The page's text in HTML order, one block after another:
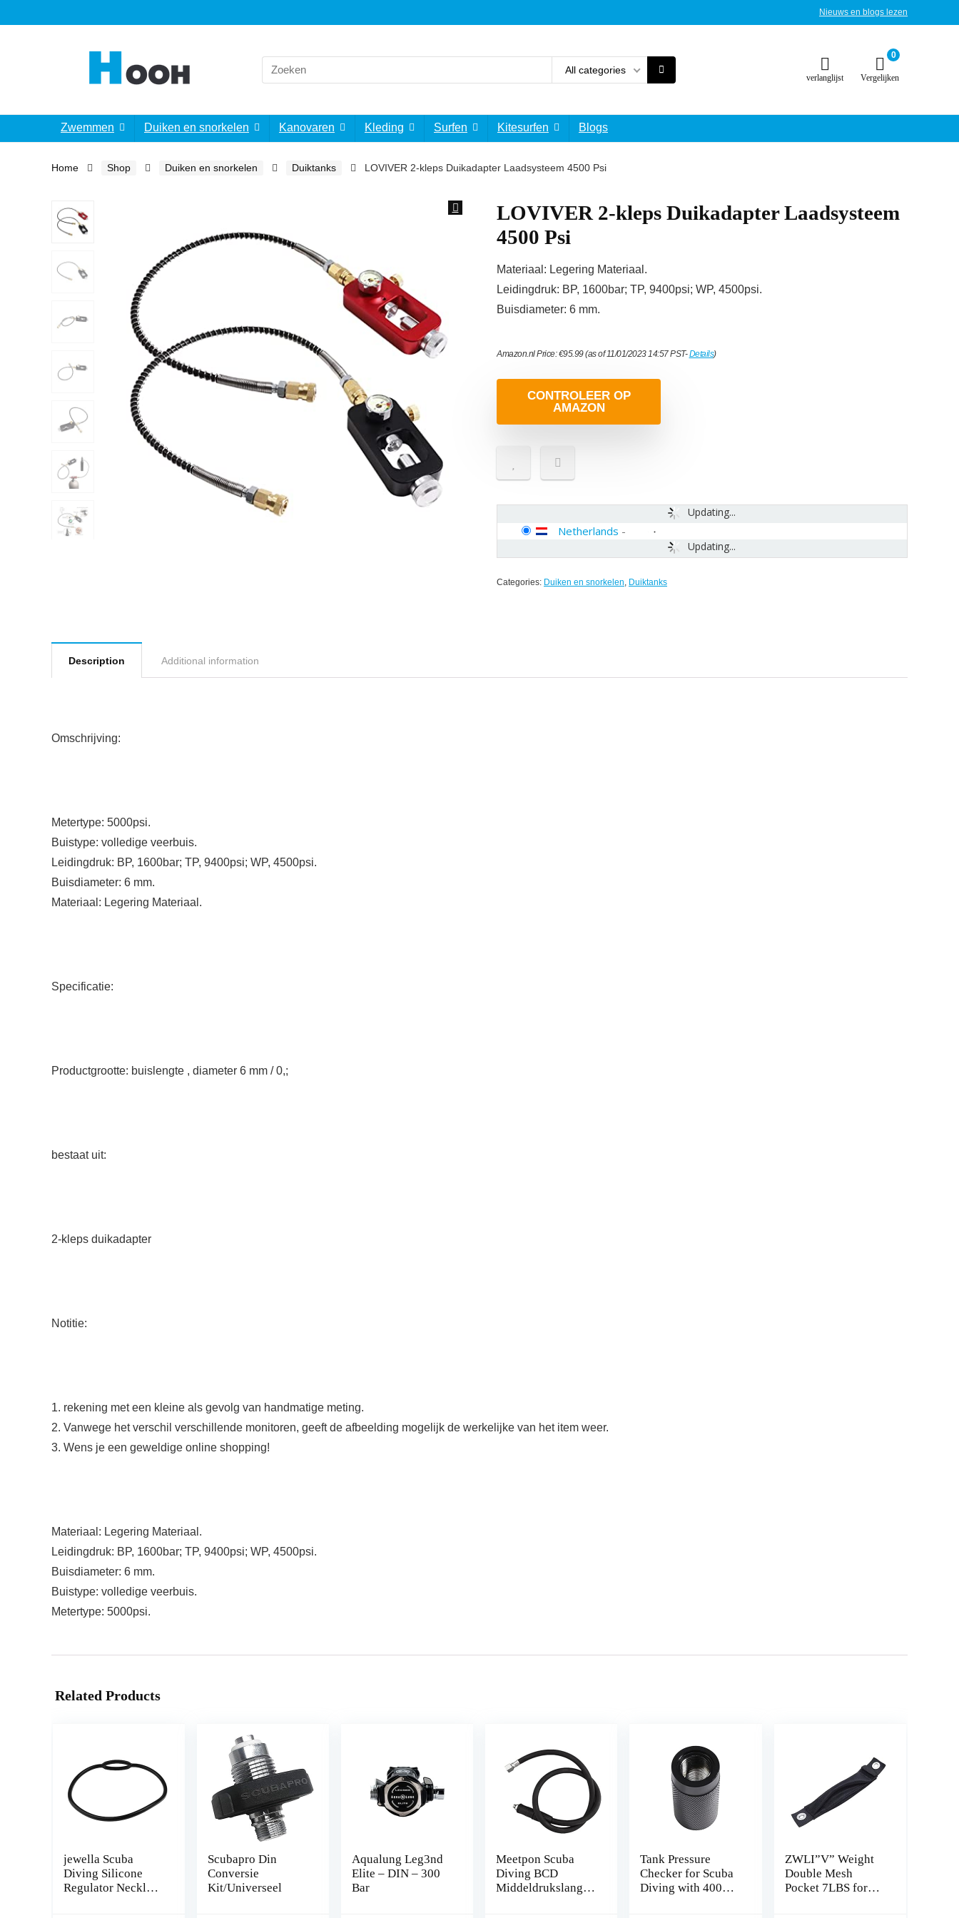
Nieuws en blogs lezen
Search
for:
All categories
verlanglijst
0
Vergelijken
Zwemmen Duiken en snorkelen Kanovaren Kleding Surfen Kitesurfen Blogs
Home Shop Duiken en snorkelen Duiktanks LOVIVER 2-kleps Duikadapter Laadsysteem 4500 Psi
LOVIVER 2-kleps Duikadapter Laadsysteem
4500 Psi
Materiaal: Legering Materiaal.
Leidingdruk: BP, 1600bar; TP, 9400psi; WP, 4500psi.
Buisdiameter: 6 mm.
Amazon.nl Price:€95.99(as of 11/01/2023 14:57 PST-Details)
CONTROLEER OP
AMAZON
Updating...
Updating...
Netherlands -
Categories: Duiken en snorkelen, Duiktanks
Description Additional information
Omschrijving:
Metertype: 5000psi.
Buistype: volledige veerbuis.
Leidingdruk: BP, 1600bar; TP, 9400psi; WP, 4500psi.
Buisdiameter: 6 mm.
Materiaal: Legering Materiaal.
Specificatie:
Productgrootte: buislengte , diameter 6 mm / 0,;
bestaat uit:
2-kleps duikadapter
Notitie:
1. rekening met een kleine als gevolg van handmatige meting.
2. Vanwege het verschil verschillende monitoren, geeft de afbeelding mogelijk de werkelijke van het item weer.
3. Wens je een geweldige online shopping!
Materiaal: Legering Materiaal.
Leidingdruk: BP, 1600bar; TP, 9400psi; WP, 4500psi.
Buisdiameter: 6 mm.
Buistype: volledige veerbuis.
Metertype: 5000psi.
Related Products
jewella Scuba
Diving Silicone
Regulator Necklace
Scubapro Din
Conversie
Kit/Universeel
Aqualung Leg3nd
Elite – DIN – 300
Bar
Meetpon Scuba
Diving BCD
Middeldrukslang
Tank Pressure
Checker for Scuba
Diving with 4000
ZWLI”V” Weight
Double Mesh
Pocket 7LBS for